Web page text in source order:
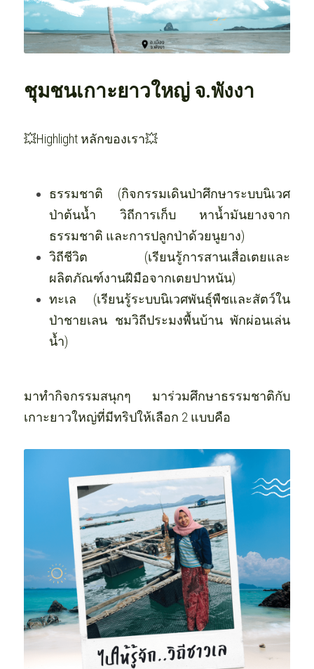
OUR SOCIAL CONTRIBUTION
ชุมชนเกาะยาวใหญ่ จ.พังงา
💥Highlight หลักของเรา💥
ธรรมชาติ (กิจกรรมเดินป่าศึกษาระบบนิเวศ
ป่าต้นน้ำ วิถีการเก็บ หาน้ำมันยางจาก
ธรรมชาติ และการปลูกป่าด้วยนูยาง)
วิถีชีวิต (เรียนรู้การสานเสื่อเตยและ
ผลิตภัณฑ์งานฝีมือจากเตยปาหนัน)
ทะเล (เรียนรู้ระบบนิเวศพันธุ์พืชและสัตว์ใน
ป่าชายเลน ชมวิถีประมงพื้นบ้าน พักผ่อนเล่น
น้ำ)
มาทำกิจกรรมสนุกๆ มาร่วมศึกษาธรรมชาติกับ
เกาะยาวใหญ่ที่มีทริปให้เลือก 2 แบบคือ